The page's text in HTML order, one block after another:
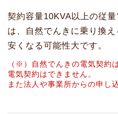
契約容量10KVA以上の従
は、自然でんきに乗り換
安くなる可能性大です。
（※）自然でんきの電気契約
電気契約はできません。
また法人や事業所からの申し